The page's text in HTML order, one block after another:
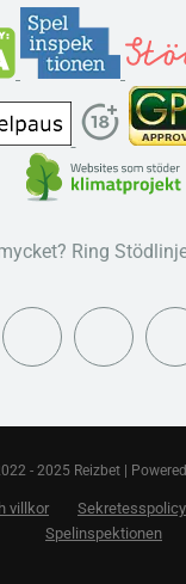
Ring
- 2025 Reizbet |
villkor Sekretesspolicy
Spelinspektionen